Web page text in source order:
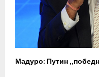
Мадуро: Путин